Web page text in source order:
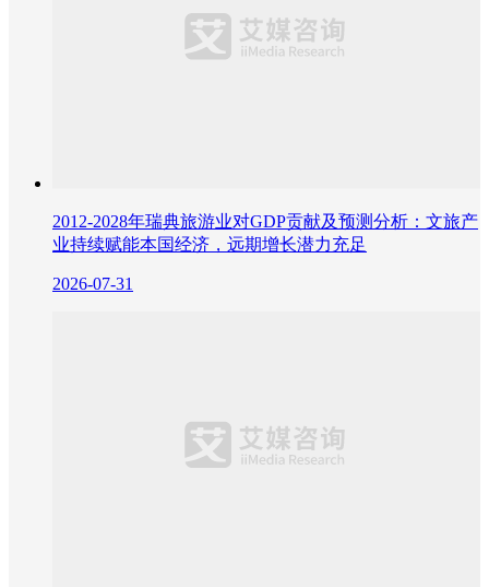
2012-2028年瑞典旅游业对GDP贡献及预测分析：文旅产
业持续赋能本国经济，远期增长潜力充足
2026-07-31